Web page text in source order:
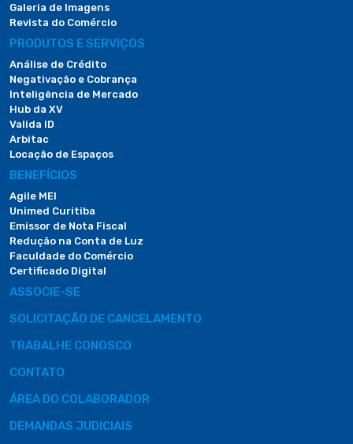
Galeria de Imagens
Revista do Comércio
PRODUTOS E SERVIÇOS
Análise de Crédito
Negativação e Cobrança
Inteligência de Mercado
Hub da XV
Valida ID
Arbitac
Locação de Espaços
BENEFÍCIOS
Agile MEI
Unimed Curitiba
Emissor de Nota Fiscal
Redução na Conta de Luz
Faculdade do Comércio
Certificado Digital
ASSOCIE-SE
SOLICITAÇÃO DE CANCELAMENTO
TRABALHE CONOSCO
CONTATO
ÁREA DO COLABORADOR
DEMANDAS JUDICIAIS